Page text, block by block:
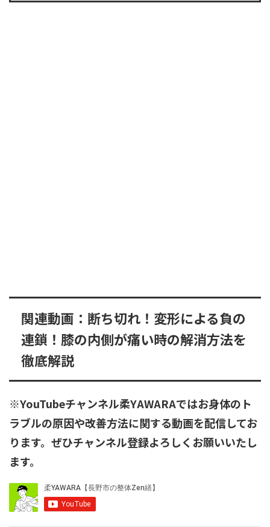
関連動画：断ち切れ！変形による負の
連鎖！膝の内側が痛い時の解消方法を
徹底解説
※YouTubeチャンネル柔YAWARAではお身体のト
ラブルの原因や改善方法に関する動画を配信してお
ります。ぜひチャンネル登録よろしくお願いいたし
ます。